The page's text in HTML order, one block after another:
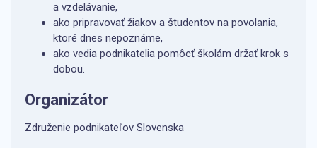
a vzdelávanie,
ako pripravovať žiakov a študentov na povolania,
ktoré dnes nepoznáme,
ako vedia podnikatelia pomôcť školám držať krok s
dobou.
Organizátor
Združenie podnikateľov Slovenska